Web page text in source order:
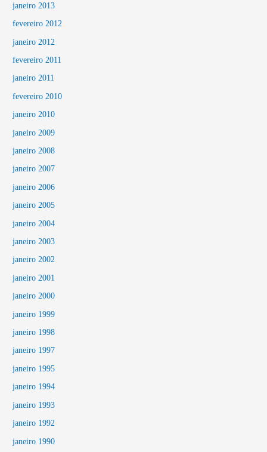
janeiro 2013
fevereiro 2012
janeiro 2012
fevereiro 2011
janeiro 2011
fevereiro 2010
janeiro 2010
janeiro 2009
janeiro 2008
janeiro 2007
janeiro 2006
janeiro 2005
janeiro 2004
janeiro 2003
janeiro 2002
janeiro 2001
janeiro 2000
janeiro 1999
janeiro 1998
janeiro 1997
janeiro 1995
janeiro 1994
janeiro 1993
janeiro 1992
janeiro 1990